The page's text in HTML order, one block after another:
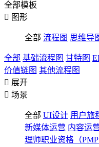
全部模板
 图形
全部 流程图 思维导
全部 基础流程图 甘特图
价值链图 其他流程图
 展开
 场景
全部 UI设计 用户旅
新媒体运营 内容运
理师职业资格（PMP